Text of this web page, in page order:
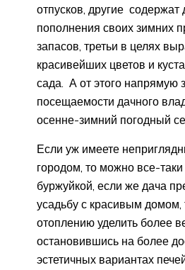
отпусков, другие содержат
пополнения своих зимних
запасов, третьи в целях
красивейших цветов и
сада. А от этого напрямую
посещаемости дачного
осенне-зимний погодный
Если уж имеете
городом, то можно все-таки
буржуйкой, если же дача
усадьбу с красивым домом,
отоплению уделить более
остановившись на более
эстетичных вариантах